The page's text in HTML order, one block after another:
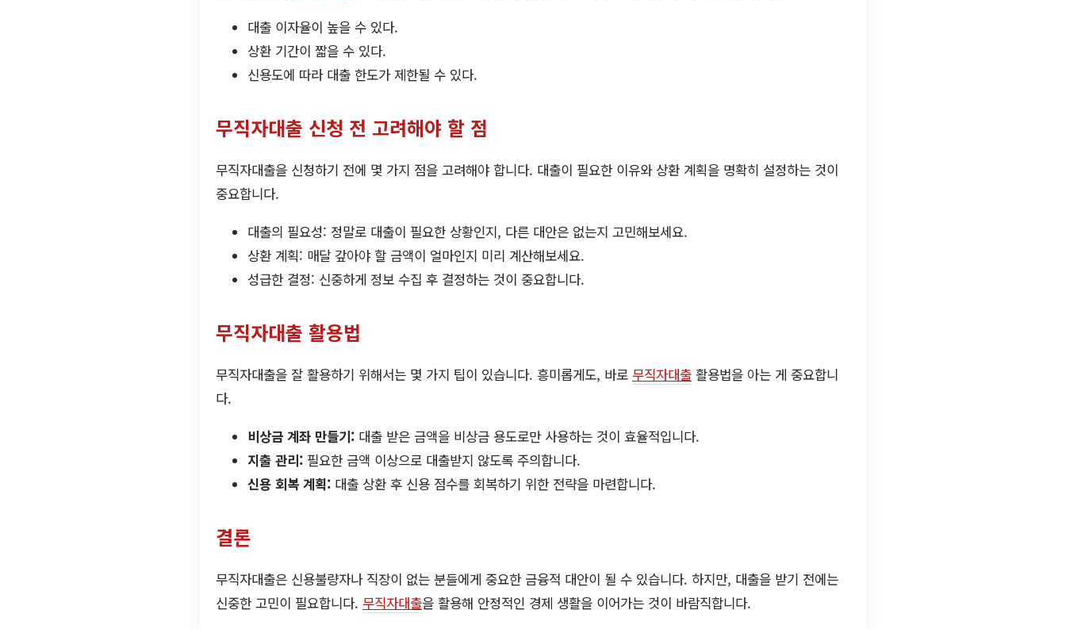
대출 이자율이 높을 수 있다.
상환 기간이 짧을 수 있다.
신용도에 따라 대출 한도가 제한될 수 있다.
무직자대출 신청 전 고려해야 할 점
무직자대출을 신청하기 전에 몇 가지 점을 고려해야 합니다. 대출이 필요한 이유와 상환 계획을 명확히 설정하는 것이
중요합니다.
대출의 필요성: 정말로 대출이 필요한 상황인지, 다른 대안은 없는지 고민해보세요.
상환 계획: 매달 갚아야 할 금액이 얼마인지 미리 계산해보세요.
성급한 결정: 신중하게 정보 수집 후 결정하는 것이 중요합니다.
무직자대출 활용법
무직자대출을 잘 활용하기 위해서는 몇 가지 팁이 있습니다. 흥미롭게도, 바로 무직자대출 활용법을 아는 게 중요합니
다.
비상금 계좌 만들기: 대출 받은 금액을 비상금 용도로만 사용하는 것이 효율적입니다.
지출 관리: 필요한 금액 이상으로 대출받지 않도록 주의합니다.
신용 회복 계획: 대출 상환 후 신용 점수를 회복하기 위한 전략을 마련합니다.
결론
무직자대출은 신용불량자나 직장이 없는 분들에게 중요한 금융적 대안이 될 수 있습니다. 하지만, 대출을 받기 전에는
신중한 고민이 필요합니다. 무직자대출을 활용해 안정적인 경제 생활을 이어가는 것이 바람직합니다.